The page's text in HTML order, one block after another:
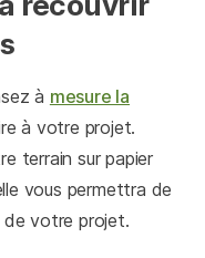
à mesure la
à votre projet.
terrain sur papier
vous permettra de
de votre projet.